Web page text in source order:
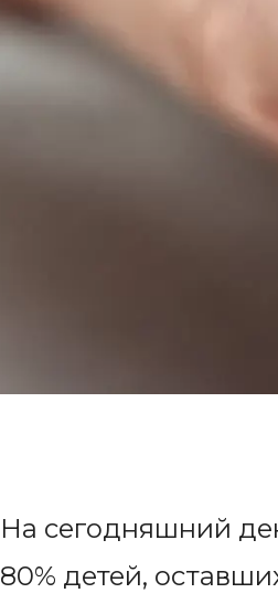
На сегодняшний
80% детей,